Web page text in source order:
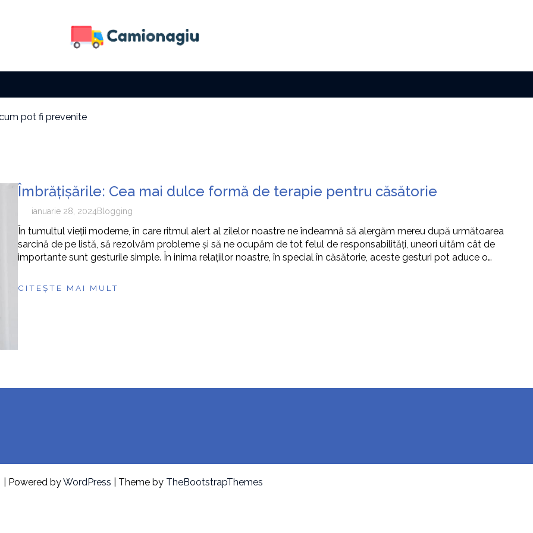
pot fi prevenite
factura la electricitate
pot fi prevenite
Îmbrățișările: Cea mai dulce formă de terapie pentru căsătorie
ianuarie 28, 2024Blogging
În tumultul vieții moderne, în care ritmul alert al zilelor noastre ne îndeamnă să alergăm mereu după următoarea
sarcină de pe listă, să rezolvăm probleme și să ne ocupăm de tot felul de responsabilități, uneori uităm cât de
importante sunt gesturile simple. În inima relațiilor noastre, în special în căsătorie, aceste gesturi pot aduce o…
CITEȘTE MAI MULT
| Powered byWordPress | Theme by TheBootstrapThemes